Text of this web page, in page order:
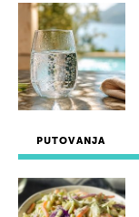
PUTOVANJA